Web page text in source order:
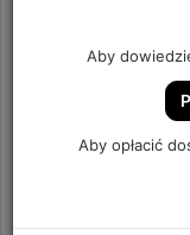
FAZY. |
SZYBKA
Aby
Aby opłacić